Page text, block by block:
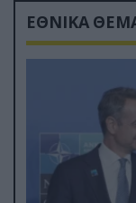
ΕΘΝΙΚΑ